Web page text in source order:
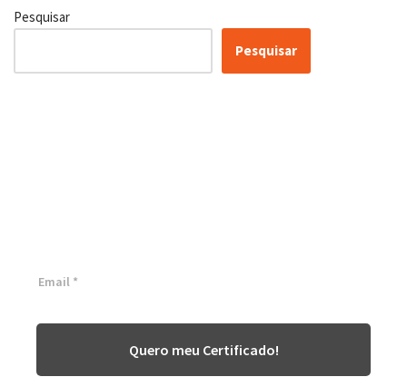
Pesquisar
Pesquisar
Quero meu Certificado!